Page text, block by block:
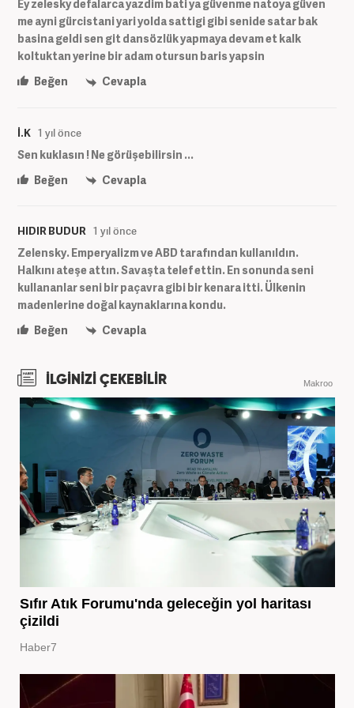
Ey zelesky defalarca yazdim bati ya güvenme natoya güven
me ayni gürcistani yari yolda sattigi gibi senide satar bak
basina geldi sen git dansözlük yapmaya devam et kalk
koltuktan yerine bir adam otursun baris yapsin
Beğen
Cevapla
İ.K 1 yıl önce
Sen kuklasın ! Ne görüşebilirsin ...
Beğen
Cevapla
HIDIR BUDUR 1 yıl önce
Zelensky. Emperyalizm ve ABD tarafından kullanıldın.
Halkını ateşe attın. Savaşta telef ettin. En sonunda seni
kullananlar seni bir paçavra gibi bir kenara itti. Ülkenin
madenlerine doğal kaynaklarına kondu.
Beğen
Cevapla
İLGİNİZİ ÇEKEBİLİR Makroo
Sıfır Atık Forumu'nda geleceğin yol haritası
çizildi
Haber7